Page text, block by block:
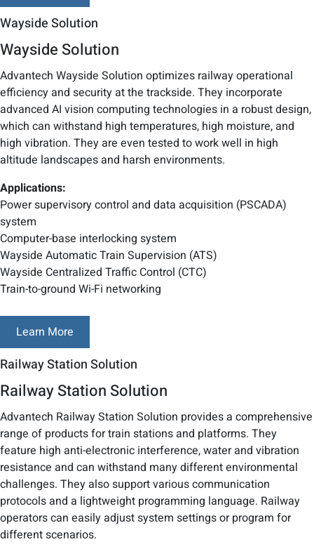
Wayside Solution
Wayside Solution
Advantech Wayside Solution optimizes railway operational
efficiency and security at the trackside. They incorporate
advanced AI vision computing technologies in a robust design,
which can withstand high temperatures, high moisture, and
high vibration. They are even tested to work well in high
altitude landscapes and harsh environments.
Applications:
Power supervisory control and data acquisition (PSCADA)
system
Computer-base interlocking system
Wayside Automatic Train Supervision (ATS)
Wayside Centralized Traffic Control (CTC)
Train-to-ground Wi-Fi networking
Learn More
Railway Station Solution
Railway Station Solution
Advantech Railway Station Solution provides a comprehensive
range of products for train stations and platforms. They
feature high anti-electronic interference, water and vibration
resistance and can withstand many different environmental
challenges. They also support various communication
protocols and a lightweight programming language. Railway
operators can easily adjust system settings or program for
different scenarios.